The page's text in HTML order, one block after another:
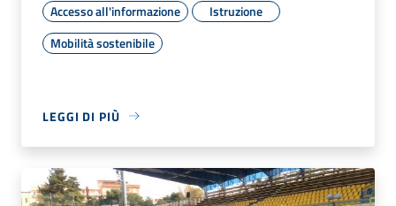
Accesso all'informazione
Istruzione
Mobilità sostenibile
LEGGI DI PIÙ